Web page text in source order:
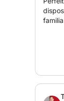
•
familia